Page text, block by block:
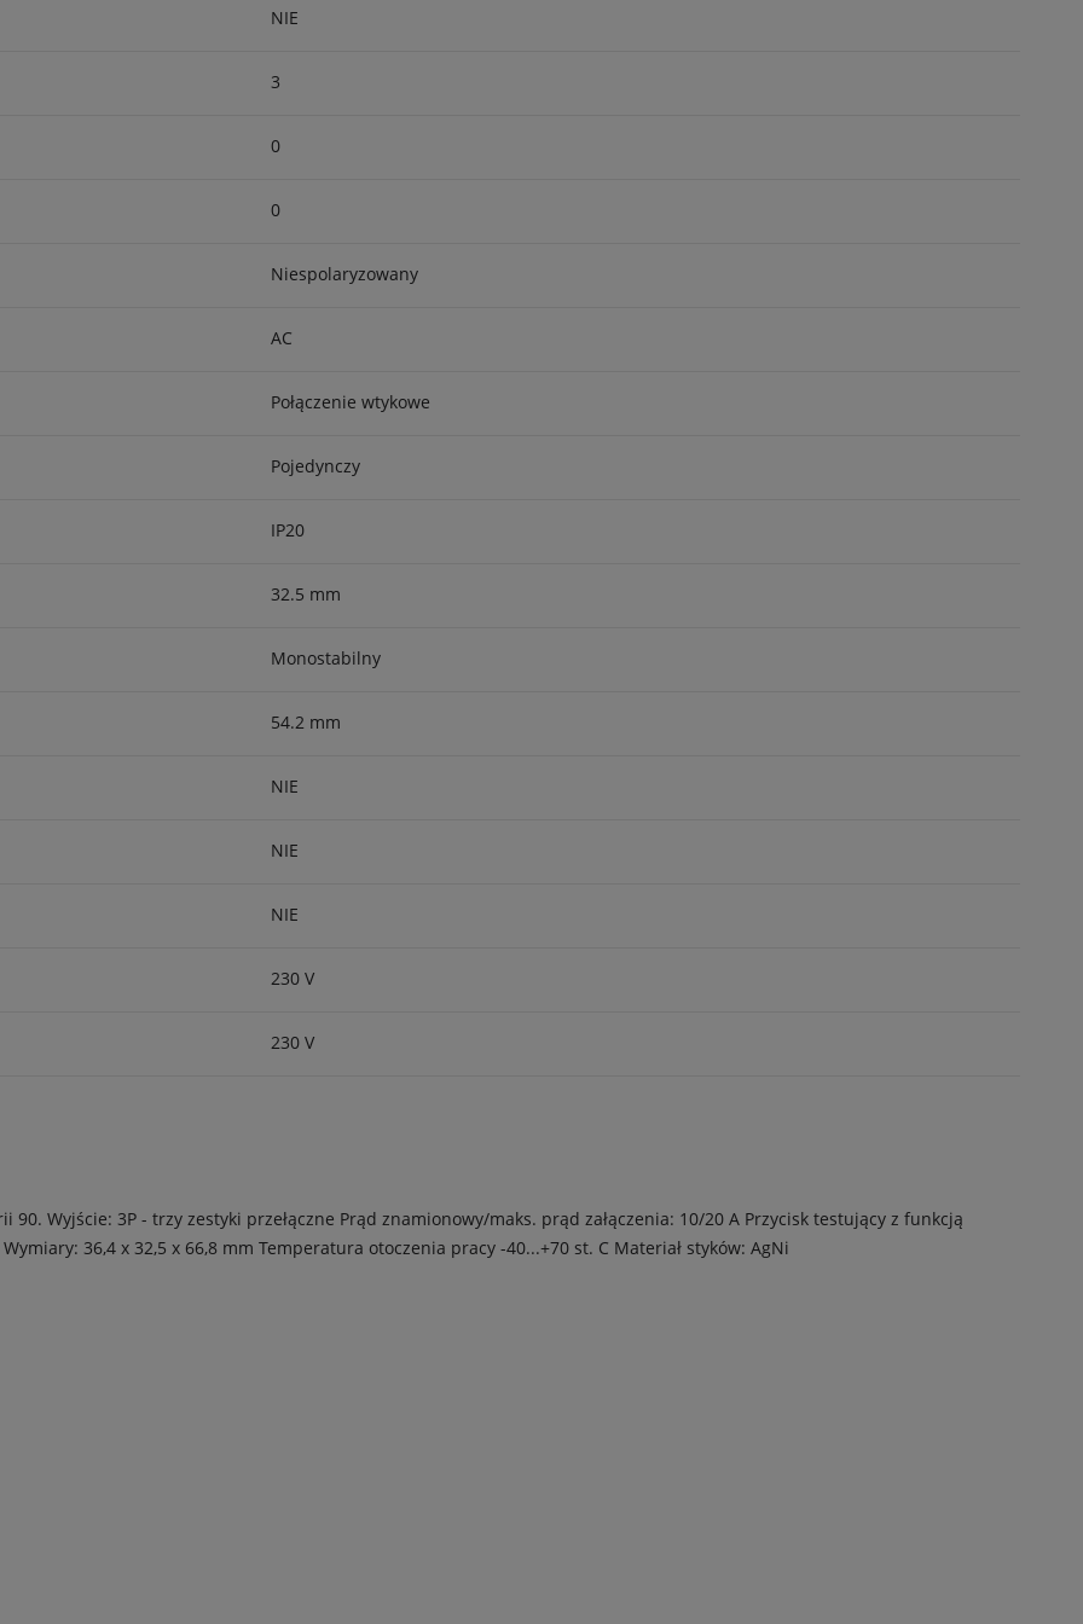
NIE
3
0
0
Niespolaryzowany
AC
Połączenie wtykowe
Pojedynczy
IP20
32.5 mm
Monostabilny
54.2 mm
NIE
NIE
NIE
230 V
230 V
90. Wyjście: 3P - trzy zestyki przełączne Prąd znamionowy/maks. prąd załączenia: 10/20 A Przycisk testujący z funkcją
Wymiary: 36,4 x 32,5 x 66,8 mm Temperatura otoczenia pracy -40...+70 st. C Materiał styków: AgNi